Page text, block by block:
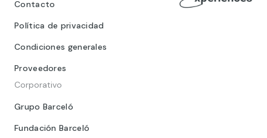
Contacto
Política de privacidad
Condiciones generales
Proveedores
Corporativo
Grupo Barceló
Fundación Barceló